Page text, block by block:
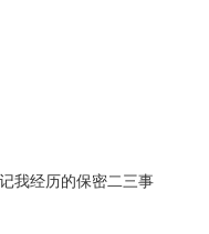
我经历的保密二三事